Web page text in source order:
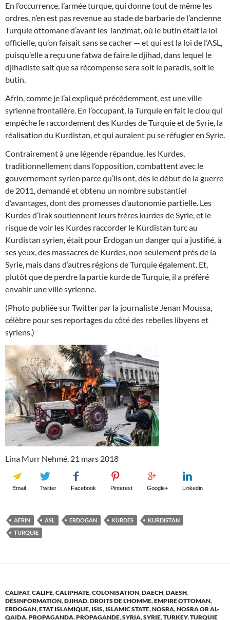
En l’occurrence, l’armée turque, qui donne tout de même les
ordres, n’en est pas revenue au stade de barbarie de l’ancienne
Turquie ottomane d’avant les Tanzimat, où le butin était la loi
officielle, qu’on faisait sans se cacher — et qui est la loi de l’ASL,
puisqu’elle a reçu une fatwa de faire le djihad, dans lequel le
djihadiste sait que sa récompense sera soit le paradis, soit le
butin.
Afrin, comme je l’ai expliqué précédemment, est une ville
syrienne frontalière. En l’occupant, la Turquie en fait le clou qui
empêche le raccordement des Kurdes de Turquie et de Syrie, la
réalisation du Kurdistan, et qui auraient pu se réfugier en Syrie.
Contrairement à une légende répandue, les Kurdes,
traditionnellement dans l’opposition, combattent avec le
gouvernement syrien parce qu’ils ont, dès le début de la guerre
de 2011, demandé et obtenu un nombre substantiel
d’avantages, dont des promesses d’autonomie partielle. Les
Kurdes d’Irak soutiennent leurs frères kurdes de Syrie, et le
risque de voir les Kurdes raccorder le Kurdistan turc au
Kurdistan syrien, était pour Erdogan un danger qui a justifié, à
ses yeux, des massacres de Kurdes, non seulement près de la
Syrie, mais dans d’autres régions de Turquie également. Et,
plutôt que de perdre la partie kurde de Turquie, il a préféré
envahir une ville syrienne.
(Photo publiée sur Twitter par la journaliste Jenan Moussa,
célèbre pour ses reportages du côté des rebelles libyens et
syriens.)
Lina Murr Nehmé, 21 mars 2018
Email Twitter Facebook Pinterest Google+ Linkedin
AFRIN ASL ERDOGAN KURDES
KURDISTAN
TURQUIE
CALIFAT,CALIFE,CALIPHATE,COLONISATION,DAECH,DAESH,
DÉSINFORMATION,DJIHAD,DROITS DE L'HOMME,EMPIRE OTTOMAN,
ERDOGAN,ETAT ISLAMIQUE, ISIS, ISLAMIC STATE,NOSRA,NOSRA OR AL-
QAIDA,PROPAGANDA,PROPAGANDE,SYRIA,SYRIE,TURKEY,TURQUIE